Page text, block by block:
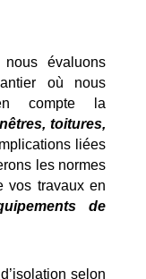
évaluons
où nous
compte la
toitures,
liées
les normes
vos travaux en
de
selon